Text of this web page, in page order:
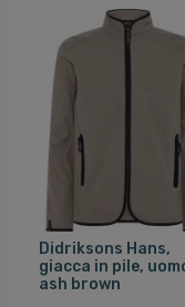
Didriksons Hans,
giacca in pile,
ash brown